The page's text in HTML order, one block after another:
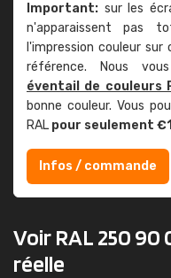
Important: sur les
n'apparaissent pas
l'impression couleur
référence. Nous
éventail de couleurs
bonne couleur. Vous
RAL pour seulement
Infos / commande
Voir RAL 250 90
réelle